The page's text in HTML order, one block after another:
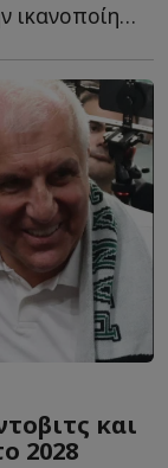
Ο Αμερικανός γκαρντ εξέφρασε την ικανοποίησή του για τ...
και
2028